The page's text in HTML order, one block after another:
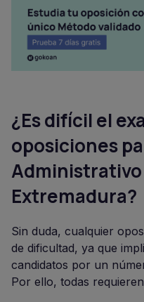
¿Es difícil el
oposiciones
Extremadura?
Sin duda, cualquier
de dificultad, ya que
candidatos por un
Por ello, todas